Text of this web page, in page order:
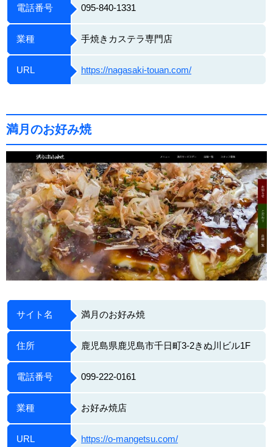
電話番号 095-840-1331
業種 手焼きカステラ専門店
URL https://nagasaki-touan.com/
満月のお好み焼
サイト名 満月のお好み焼
住所 鹿児島県鹿児島市千日町3-2きぬ川ビル1F
電話番号 099-222-0161
業種 お好み焼店
URL https://o-mangetsu.com/